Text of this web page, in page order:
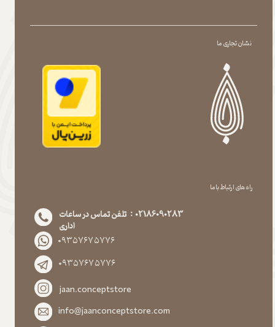
نشان تجاری ما
راه های ارتباط با ما
02186090283 : تلفن تماس در ساعات
اداری
۰۹۳۵۷۶۷۵۷۷۶
۰۹۳۵۷۶۷۵۷۷۶
jaan.conceptstore
info@jaanconceptstore.com